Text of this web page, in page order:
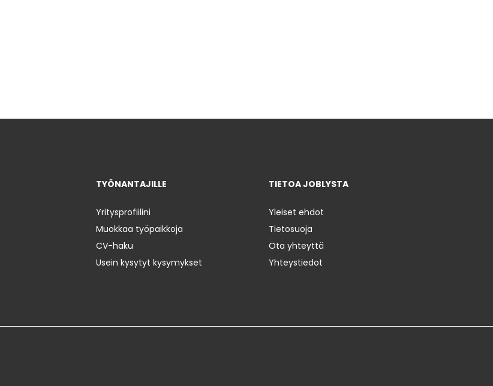
TYÖNANTAJILLE
Yritysprofiilini
Muokkaa työpaikkoja
CV-haku
Usein kysytyt kysymykset
TIETOA JOBLYSTA
Yleiset ehdot
Tietosuoja
Ota yhteyttä
Yhteystiedot